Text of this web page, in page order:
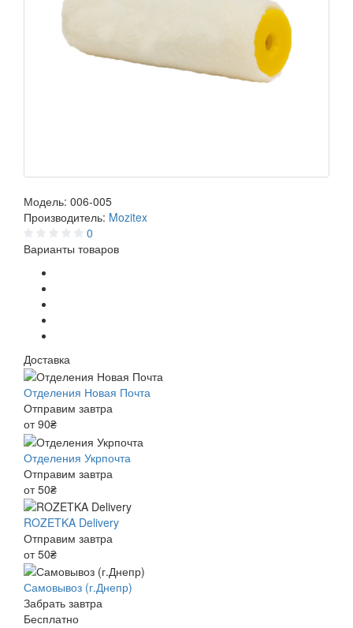
Модель: 006-005
Производитель: Mozitex
0
Варианты товаров
Доставка
Отделения Новая Почта
Отправим завтра
от 90₴
Отделения Укрпочта
Отправим завтра
от 50₴
ROZETKA Delivery
Отправим завтра
от 50₴
Самовывоз (г.Днепр)
Забрать завтра
Бесплатно